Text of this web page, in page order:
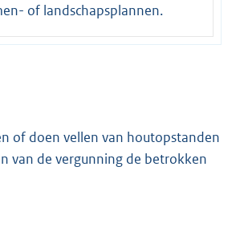
of landschapsplannen.
of doen vellen van houtopstanden
van de vergunning de betrokken